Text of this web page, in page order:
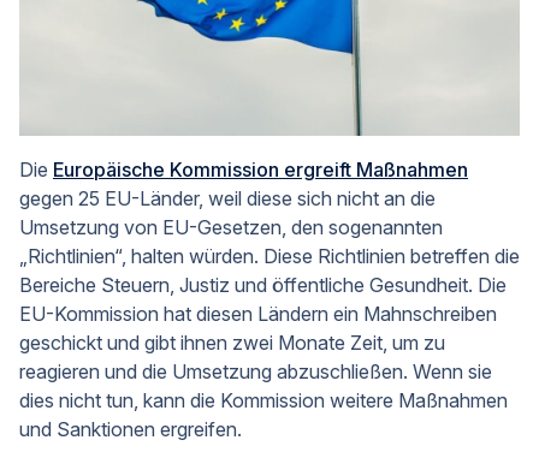
Die Europäische Kommission ergreift Maßnahmen
gegen 25 EU-Länder, weil diese sich nicht an die
Umsetzung von EU-Gesetzen, den sogenannten
„Richtlinien“, halten würden. Diese Richtlinien betreffen die
Bereiche Steuern, Justiz und öffentliche Gesundheit. Die
EU-Kommission hat diesen Ländern ein Mahnschreiben
geschickt und gibt ihnen zwei Monate Zeit, um zu
reagieren und die Umsetzung abzuschließen. Wenn sie
dies nicht tun, kann die Kommission weitere Maßnahmen
und Sanktionen ergreifen.